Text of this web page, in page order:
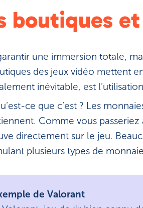
boutiques
une immersion totale,
des jeux vidéo mettent
inévitable, est
ce que c’est ? Les
Comme vous
directement sur le jeu.
plusieurs types de
de Valorant